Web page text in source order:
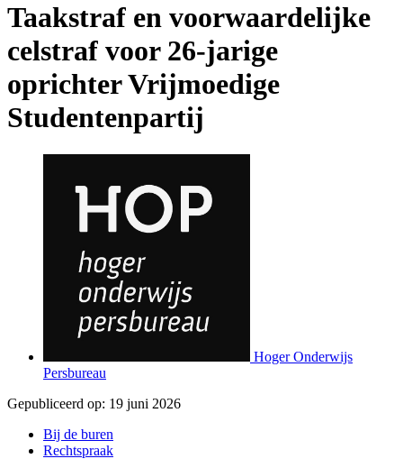
Taakstraf en voorwaardelijke
celstraf voor 26-jarige
oprichter Vrijmoedige
Studentenpartij
Hoger Onderwijs
Persbureau
Gepubliceerd op: 19 juni 2026
Bij de buren
Rechtspraak